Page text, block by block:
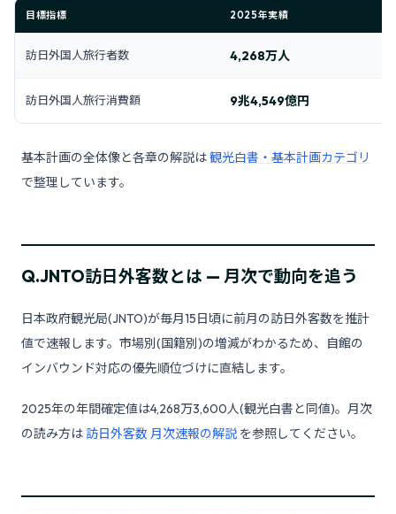
目標指標 2025年実績
訪日外国人旅行者数 4,268万人
訪日外国人旅行消費額 9兆4,549億円
基本計画の全体像と各章の解説は観光白書・基本計画カテゴリ
で整理しています。
Q.JNTO訪日外客数とは — 月次で動向を追う
日本政府観光局(JNTO)が毎月15日頃に前月の訪日外客数を推計
値で速報します。市場別(国籍別)の増減がわかるため、自館の
インバウンド対応の優先順位づけに直結します。
2025年の年間確定値は4,268万3,600人(観光白書と同値)。月次
の読み方は 訪日外客数 月次速報の解説 を参照してください。